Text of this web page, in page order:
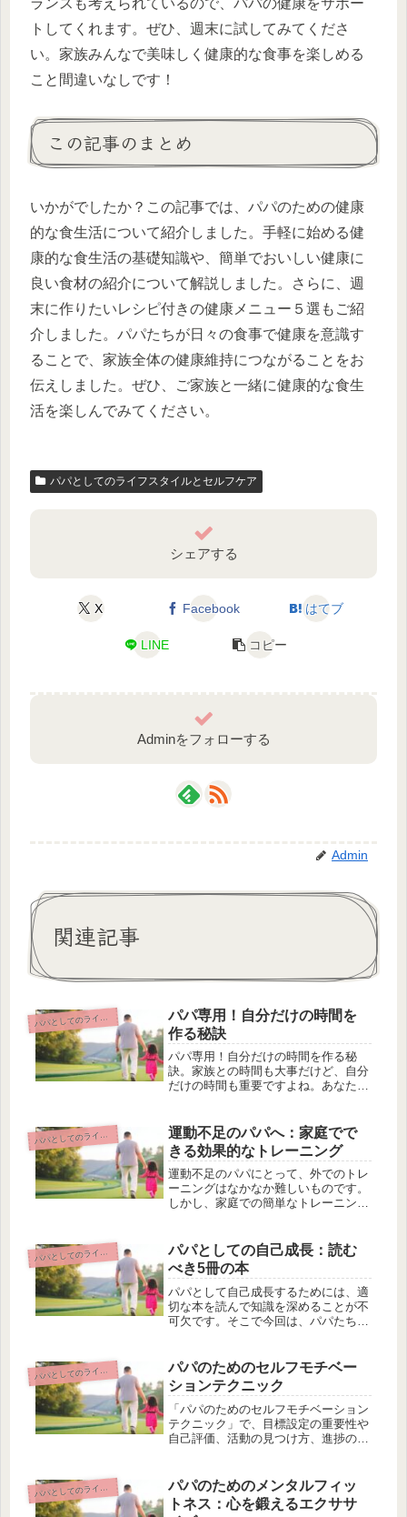
トしてくれます。ぜひ、週末に試してみてくださ
い。家族みんなで美味しく健康的な食事を楽しめる
こと間違いなしです！
この記事のまとめ
いかがでしたか？この記事では、パパのための健康
的な食生活について紹介しました。手軽に始める健
康的な食生活の基礎知識や、簡単でおいしい健康に
良い食材の紹介について解説しました。さらに、週
末に作りたいレシピ付きの健康メニュー５選もご紹
介しました。パパたちが日々の食事で健康を意識す
ることで、家族全体の健康維持につながることをお
伝えしました。ぜひ、ご家族と一緒に健康的な食生
活を楽しんでみてください。
パパとしてのライフスタイルとセルフケア
シェアする
X Facebook はてブ
LINE コピー
Adminをフォローする
Admin
関連記事
パ パとしてのライフスタイルとセルフケア
パパ専用！自分だけの時間を
作る秘訣
パパ専用！自分だけの時間を作る秘
訣。家族との時間も大事だけど、自分
だけの時間も重要ですよね。あなたは
せんか？そんなあなたのために、この
記事ではパパに特化した時間を作るた
めの...
パ パとしてのライフスタイルとセルフケア
運動不足のパパへ：家庭でで
きる効果的なトレーニング
運動不足のパパにとって、外でのトレ
ーニングはなかなか難しいものです。
しかし、家庭での簡単なトレーニング
しいパパ向けに家庭でできる効果的な
トレーニング方法を紹介しています。
例...
パ パとしてのライフスタイルとセルフケア
パパとしての自己成長：読む
べき5冊の本
パパとして自己成長するためには、適
切な本を読んで知識を深めることが不
可欠です。そこで今回は、パパたちに
係の向上に役立つヒントやアイデアを
提供してくれます。例えば、「ひとり
親...
パ パとしてのライフスタイルとセルフケア
パパのためのセルフモチベー
ションテクニック
「パパのためのセルフモチベーション
テクニック」で、目標設定の重要性や
自己評価、活動の見つけ方、進捗の記
さんが日常生活でモチベーションを保
つためには、自己評価や反省、お気に
入...
パ パとしてのライフスタイルとセルフケア
パパのためのメンタルフィッ
トネス：心を鍛えるエクササ